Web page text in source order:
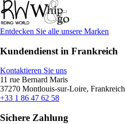
Entdecken Sie alle unsere Marken
Kundendienst in Frankreich
Kontaktieren Sie uns
11 rue Bernard Maris
37270 Montlouis-sur-Loire, Frankreich
+33 1 86 47 62 58
Sichere Zahlung